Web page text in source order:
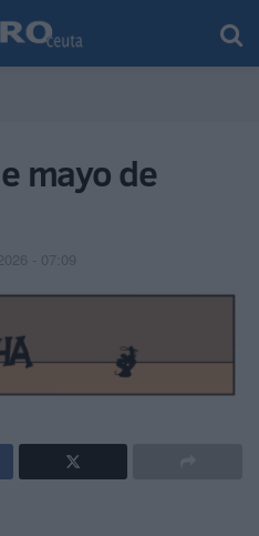
mayo de
- 07:09